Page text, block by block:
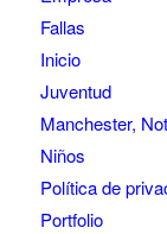
Fallas
Inicio
Juventud
Manchester,
Niños
Política de
Portfolio